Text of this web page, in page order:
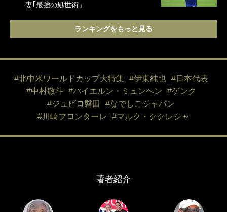
妻｢最強の処世術」
ランキングをもっと見る
#北中米ワールドカップ大特集 #伊東純也
#日本代表
#中村敬斗
#バイエルン・ミュンヘン
#ゲンク
#ジュビロ磐田
#なでしこジャパン
#川崎フロンターレ
#マルク・ククレジャ
著者紹介